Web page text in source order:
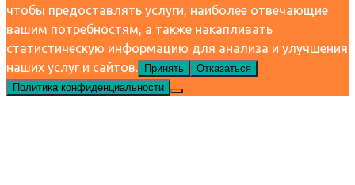
чтобы предоставлять услуги, наиболее отвечающие
вашим потребностям, а также накапливать
статистическую информацию для анализа и улучшения
наших услуг и сайтов.
Принять
Отказаться
Политика конфиденциальности